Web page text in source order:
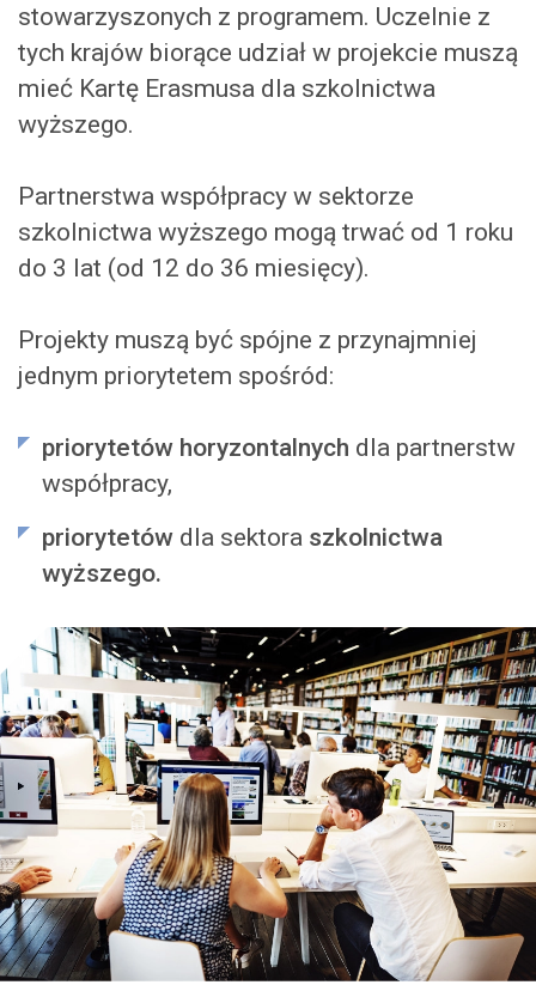
stowarzyszonych z programem. Uczelnie z
tych krajów biorące udział w projekcie muszą
mieć Kartę Erasmusa dla szkolnictwa
wyższego.
Partnerstwa współpracy w sektorze
szkolnictwa wyższego mogą trwać od 1 roku
do 3 lat (od 12 do 36 miesięcy).
Projekty muszą być spójne z przynajmniej
jednym priorytetem spośród:
priorytetów horyzontalnych dla partnerstw
współpracy,
priorytetów dla sektora szkolnictwa
wyższego.